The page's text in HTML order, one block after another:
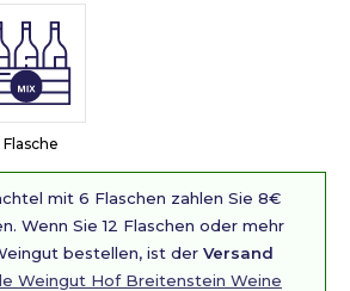
Flasche
mit 6 Flaschen zahlen Sie 8€
Wenn Sie 12 Flaschen oder mehr
bestellen, ist der Versand
Weingut Hof Breitenstein Weine